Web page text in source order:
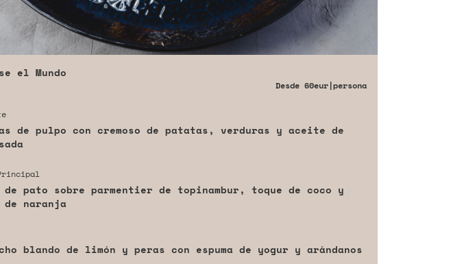
el Mundo
Desde 60eur|persona
de pulpo con cremoso de patatas, verduras y aceite de
de pato sobre parmentier de topinambur, toque de coco y
de naranja
blando de limón y peras con espuma de yogur y arándanos